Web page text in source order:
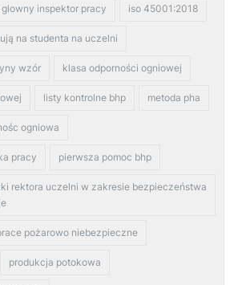
glowny inspektor pracy iso 45001:2018
na studenta na uczelni
wzór klasa odporności ogniowej
listy kontrolne bhp metoda pha
ogniowa
pracy pierwsza pomoc bhp
rektora uczelni w zakresie bezpieczeństwa
pożarowo niebezpieczne
produkcja potokowa